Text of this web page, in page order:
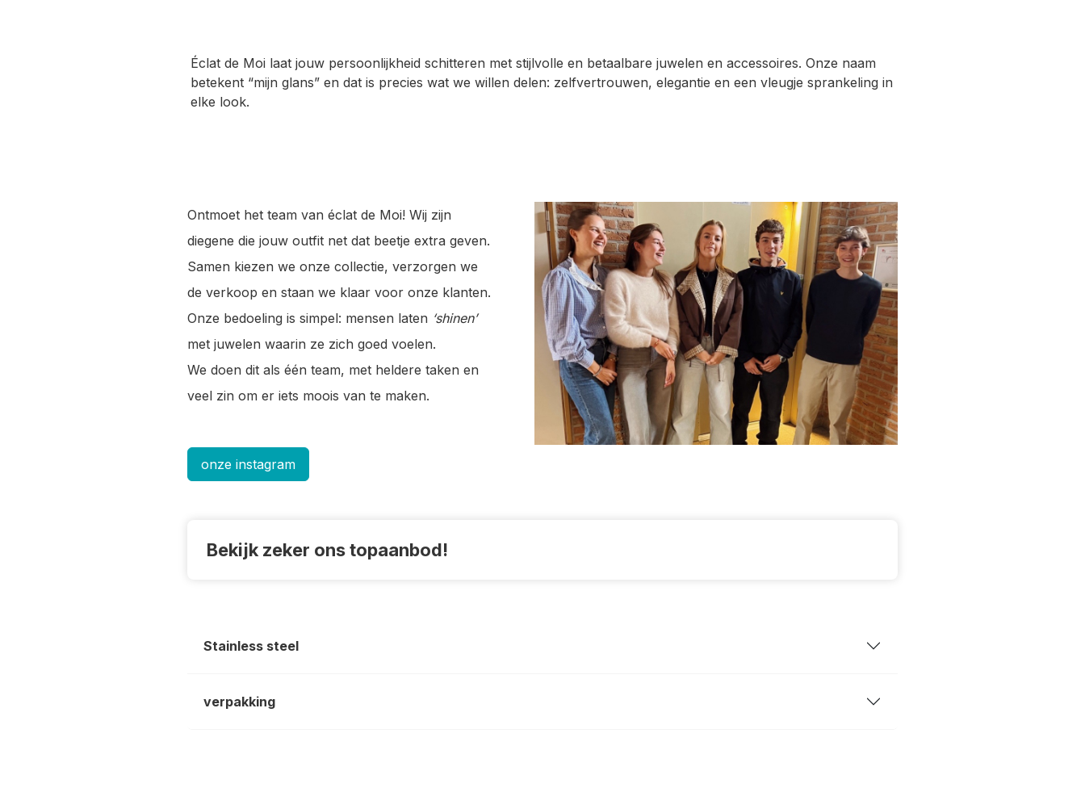
Éclat de Moi laat jouw persoonlijkheid schitteren met stijlvolle en betaalbare juwelen en accessoires. Onze naam
betekent “mijn glans” en dat is precies wat we willen delen: zelfvertrouwen, elegantie en een vleugje sprankeling in
elke look.
Ontmoet het team van éclat de Moi! Wij zijn
diegene die jouw outfit net dat beetje extra geven.
Samen kiezen we onze collectie, verzorgen we
de verkoop en staan we klaar voor onze klanten.
Onze bedoeling is simpel: mensen laten ‘shinen’
met juwelen waarin ze zich goed voelen.
We doen dit als één team, met heldere taken en
veel zin om er iets moois van te maken.
onze instagram
Bekijk zeker ons topaanbod!
Stainless steel
verpakking